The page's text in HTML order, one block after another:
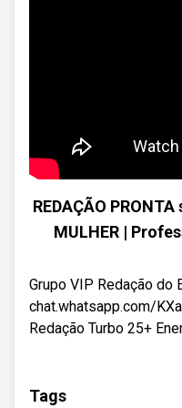
REDAÇÃO
MULHER |
Grupo VIP Redação do
chat.whatsapp.com/
Redação Turbo 25+
Tags